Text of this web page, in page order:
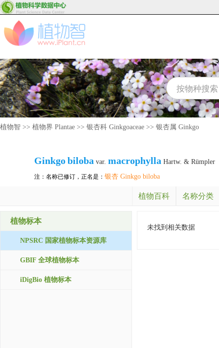
植物智 >> 植物界 Plantae >> 银杏科 Ginkgoaceae >> 银杏属 Ginkgo
Ginkgobiloba var. macrophylla Hartw. & Rümpler
注：名称已修订，正名是： 银杏 Ginkgo biloba
植物百科 名称分类
植物标本
NPSRC 国家植物标本资源库
GBIF 全球植物标本
iDigBio 植物标本
未找到相关数据